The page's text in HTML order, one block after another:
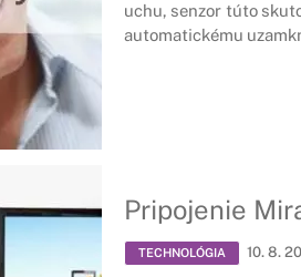
uchu, senzor túto
automatickému
Pripojenie
TECHNOLÓGIA 10. 8.